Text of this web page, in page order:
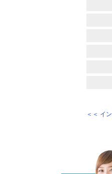
＜＜ イ